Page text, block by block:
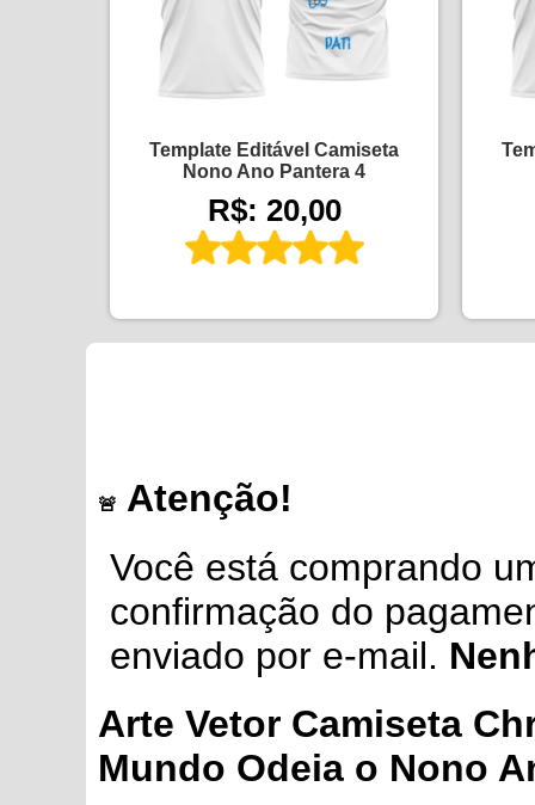
Template Editável Camiseta
Nono Ano Pantera 4
R$: 20,00
🚨 Atenção!
Você está comprando
confirmação do
enviado por e-mail.
Arte Vetor Camiseta
Mundo Odeia o Nono